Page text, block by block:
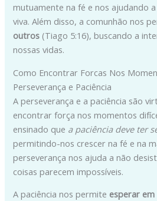
mutuamente na fé e nos ajudando
viva. Além disso, a comunhão nos
outros (Tiago 5:16), buscando a
nossas vidas.
Como Encontrar Forcas Nos
Perseverança e Paciência
A perseverança e a paciência são
encontrar força nos momentos
ensinado que a paciência deve ter
permitindo-nos crescer na fé e na
perseverança nos ajuda a não
coisas parecem impossíveis.
A paciência nos permite esperar em